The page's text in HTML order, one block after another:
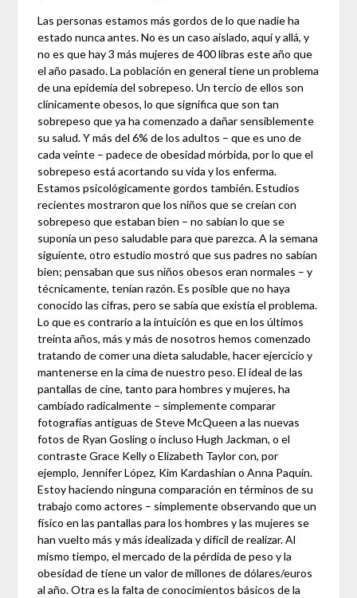
Las personas estamos más gordos de lo que nadie ha
estado nunca antes. No es un caso aislado, aquí y allá, y
no es que hay 3 más mujeres de 400 libras este año que
el año pasado. La población en general tiene un problema
de una epidemia del sobrepeso. Un tercio de ellos son
clínicamente obesos, lo que significa que son tan
sobrepeso que ya ha comenzado a dañar sensiblemente
su salud. Y más del 6% de los adultos – que es uno de
cada veinte – padece de obesidad mórbida, por lo que el
sobrepeso está acortando su vida y los enferma.
Estamos psicológicamente gordos también. Estudios
recientes mostraron que los niños que se creían con
sobrepeso que estaban bien – no sabían lo que se
suponía un peso saludable para que parezca. A la semana
siguiente, otro estudio mostró que sus padres no sabían
bien; pensaban que sus niños obesos eran normales – y
técnicamente, tenían razón. Es posible que no haya
conocido las cifras, pero se sabía que existía el problema.
Lo que es contrario a la intuición es que en los últimos
treinta años, más y más de nosotros hemos comenzado
tratando de comer una dieta saludable, hacer ejercicio y
mantenerse en la cima de nuestro peso. El ideal de las
pantallas de cine, tanto para hombres y mujeres, ha
cambiado radicalmente – simplemente comparar
fotografías antiguas de Steve McQueen a las nuevas
fotos de Ryan Gosling o incluso Hugh Jackman, o el
contraste Grace Kelly o Elizabeth Taylor con, por
ejemplo, Jennifer López, Kim Kardashian o Anna Paquin.
Estoy haciendo ninguna comparación en términos de su
trabajo como actores – simplemente observando que un
físico en las pantallas para los hombres y las mujeres se
han vuelto más y más idealizada y difícil de realizar. Al
mismo tiempo, el mercado de la pérdida de peso y la
obesidad de tiene un valor de millones de dólares/euros
al año. Otra es la falta de conocimientos básicos de la